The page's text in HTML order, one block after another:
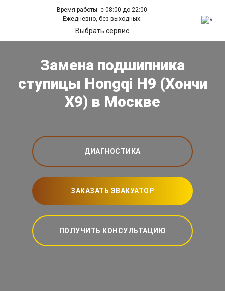
Время работы: с 08:00 до 22:00
Ежедневно, без выходных.
Выбрать сервис
Замена подшипника
ступицы Hongqi H9 (Хончи
Х9) в Москве
ДИАГНОСТИКА
ЗАКАЗАТЬ ЭВАКУАТОР
ПОЛУЧИТЬ КОНСУЛЬТАЦИЮ